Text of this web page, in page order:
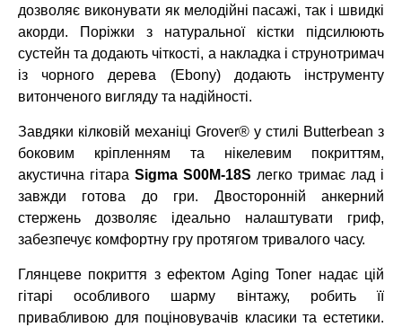
дозволяє виконувати як мелодійні пасажі, так і швидкі
акорди. Поріжки з натуральної кістки підсилюють
сустейн та додають чіткості, а накладка і струнотримач
із чорного дерева (Ebony) додають інструменту
витонченого вигляду та надійності.
Завдяки кілковій механіці Grover® у стилі Butterbean з
боковим кріпленням та нікелевим покриттям,
акустична гітара Sigma S00M-18S легко тримає лад і
завжди готова до гри. Двосторонній анкерний
стержень дозволяє ідеально налаштувати гриф,
забезпечує комфортну гру протягом тривалого часу.
Глянцеве покриття з ефектом Aging Toner надає цій
гітарі особливого шарму вінтажу, робить її
привабливою для поціновувачів класики та естетики.